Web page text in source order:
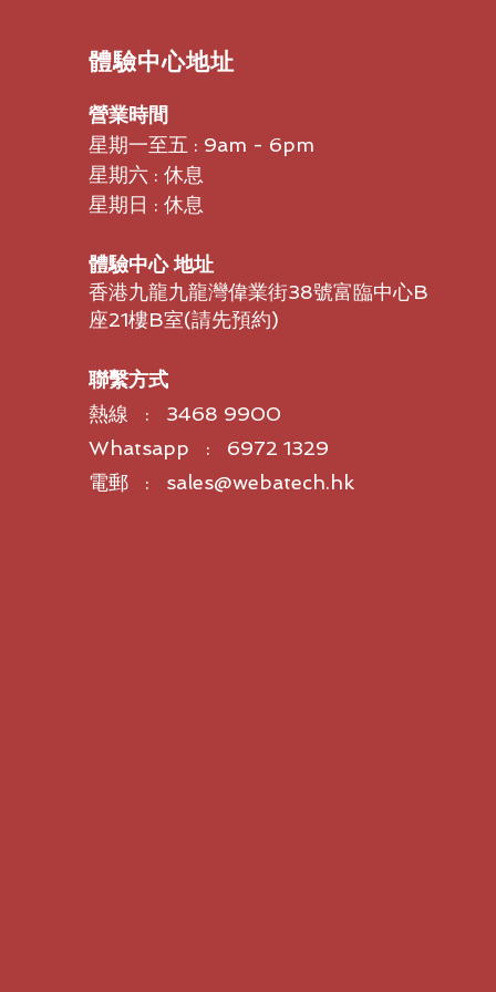
​體驗中心地址
營業時間
星期一至五 : 9am - 6pm
星期六 : 休息
星期日 : 休息
體驗中心 地址
香港九龍九龍灣偉業街38號富臨中心B
座21樓B室​(請先預約)
聯繫方式
熱線 : 3468 9900
Whatsapp : 6972 1329
電郵 : sales@webatech.hk